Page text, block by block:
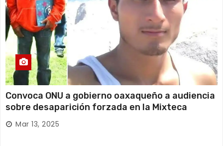
Convoca ONU a gobierno oaxaqueño a audiencia
sobre desaparición forzada en la Mixteca
Mar 13, 2025